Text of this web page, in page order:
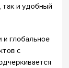
так и удобный
глобальное
с